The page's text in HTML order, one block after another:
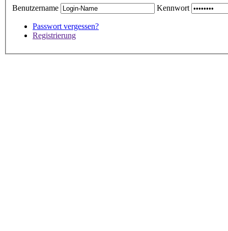
Benutzername
Kennwort
Passwort vergessen?
Registrierung